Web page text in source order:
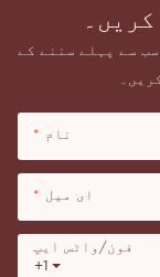
کریں۔
سے پہلے سننے کے
نام
ای میل
+1
فون/واٹس ایپ